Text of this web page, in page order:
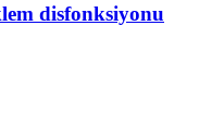
disfonksiyonu